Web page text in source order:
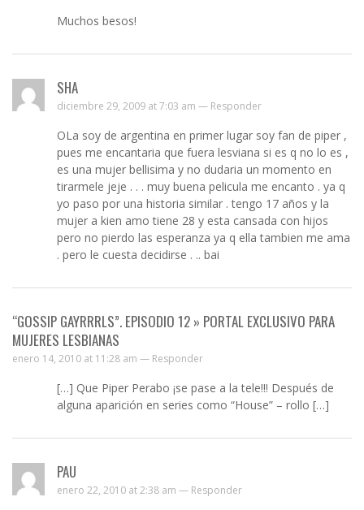
Muchos besos!
SHA
diciembre 29, 2009 at 7:03 am — Responder
OLa soy de argentina en primer lugar soy fan de piper ,
pues me encantaria que fuera lesviana si es q no lo es ,
es una mujer bellisima y no dudaria un momento en
tirarmele jeje . . . muy buena pelicula me encanto . ya q
yo paso por una historia similar . tengo 17 años y la
mujer a kien amo tiene 28 y esta cansada con hijos
pero no pierdo las esperanza ya q ella tambien me ama
. pero le cuesta decidirse . .. bai
“GOSSIP GAYRRRLS”. EPISODIO 12 » PORTAL EXCLUSIVO PARA
MUJERES LESBIANAS
enero 14, 2010 at 11:28 am — Responder
[…] Que Piper Perabo ¡se pase a la tele!!! Después de
alguna aparición en series como “House” – rollo […]
PAU
enero 22, 2010 at 2:38 am — Responder